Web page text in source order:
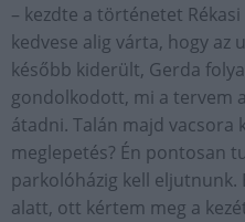
– kezdte a történetet
kedvese alig várta, hogy az
később kiderült, Gerda
gondolkodott, mi a tervem
átadni. Talán majd vacsora
meglepetés? Én pontosan
parkolóházig kell eljutnunk.
alatt, ott kértem meg a